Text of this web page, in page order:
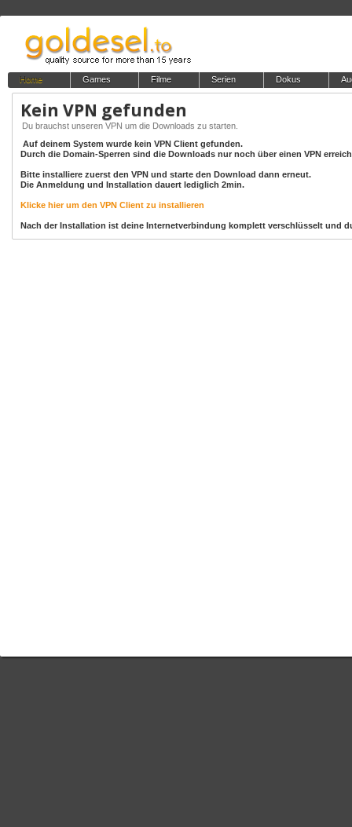
Home Games Filme Serien Dokus
Kein VPN gefunden
Du brauchst unseren VPN um die Downloads zu starten.
Auf deinem System wurde kein VPN Client gefunden.
Durch die Domain-Sperren sind die Downloads nur noch über einen VPN
Bitte installiere zuerst den VPN und starte den Download dann erneut.
Die Anmeldung und Installation dauert lediglich 2min.
Klicke hier um den VPN Client zu installieren
Nach der Installation ist deine Internetverbindung komplett verschlüsselt und